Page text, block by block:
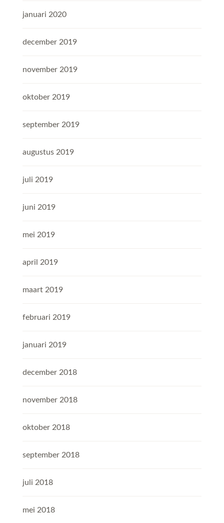
januari 2020
december 2019
november 2019
oktober 2019
september 2019
augustus 2019
juli 2019
juni 2019
mei 2019
april 2019
maart 2019
februari 2019
januari 2019
december 2018
november 2018
oktober 2018
september 2018
juli 2018
mei 2018